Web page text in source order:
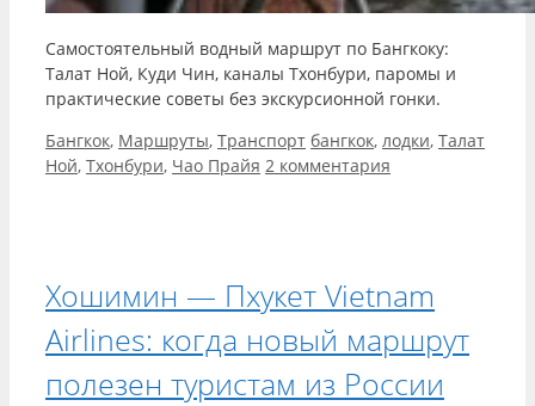
Самостоятельный водный маршрут по Бангкоку:
Талат Ной, Куди Чин, каналы Тхонбури, паромы и
практические советы без экскурсионной гонки.
Рубрики
Бангкок, Маршруты, Транспорт Метки
бангкок, лодки, Талат
Ной, Тхонбури, Чао Прайя 2 комментария
Хошимин — Пхукет Vietnam
Airlines: когда новый маршрут
полезен туристам из России